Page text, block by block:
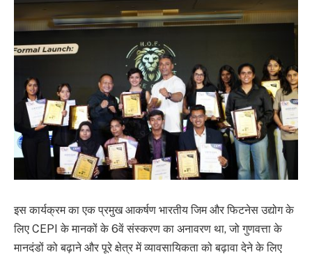
इस कार्यक्रम का एक प्रमुख आकर्षण भारतीय जिम और फिटनेस उद्योग के
लिए CEPI के मानकों के 6वें संस्करण का अनावरण था, जो गुणवत्ता के
मानदंडों को बढ़ाने और पूरे क्षेत्र में व्यावसायिकता को बढ़ावा देने के लिए